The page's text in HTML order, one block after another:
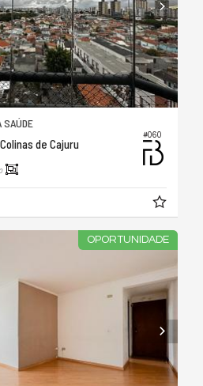
#060
SAÚDE
de Cajuru
OPORTUNIDADE